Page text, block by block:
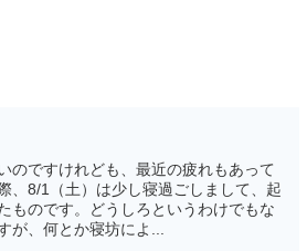
のですけれども、最近の疲れもあって
、8/1（土）は少し寝過ごしまして、起
ものです。どうしろというわけでもな
が、何とか寝坊によ...